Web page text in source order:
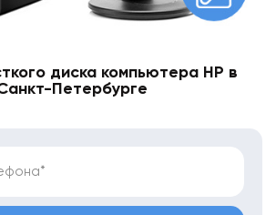
диска компьютера HP в
Петербурге